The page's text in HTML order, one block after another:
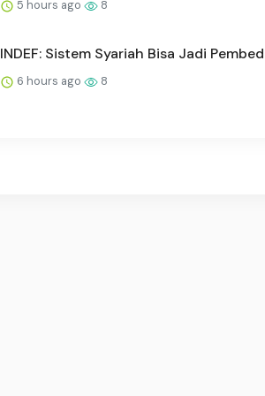
5 hours ago 8
INDEF: Sistem Syariah Bisa Jadi
6 hours ago 8